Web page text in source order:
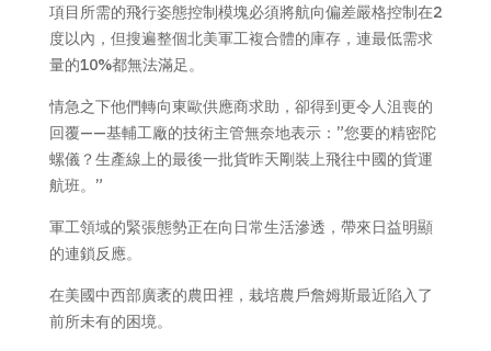
項目所需的飛行姿態控制模塊必須將航向偏差嚴格控制在2
度以內，但搜遍整個北美軍工複合體的庫存，連最低需求
量的10%都無法滿足。
情急之下他們轉向東歐供應商求助，卻得到更令人沮喪的
回覆——基輔工廠的技術主管無奈地表示：”您要的精密陀
螺儀？生產線上的最後一批貨昨天剛裝上飛往中國的貨運
航班。”
軍工領域的緊張態勢正在向日常生活滲透，帶來日益明顯
的連鎖反應。
在美國中西部廣袤的農田裡，栽培農戶詹姆斯最近陷入了
前所未有的困境。